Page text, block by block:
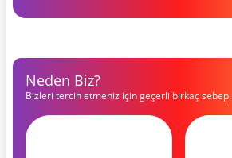
Neden Biz?
Bizleri tercih etmeniz için geçerli birkaç sebep.